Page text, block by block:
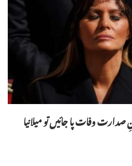
وفات پا جائیں تو میلانیا